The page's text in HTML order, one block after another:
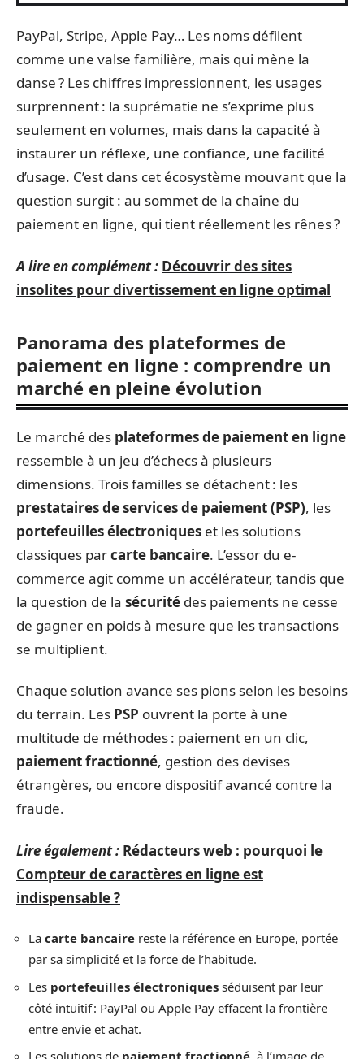
PayPal, Stripe, Apple Pay… Les noms défilent
comme une valse familière, mais qui mène la
danse ? Les chiffres impressionnent, les usages
surprennent : la suprématie ne s’exprime plus
seulement en volumes, mais dans la capacité à
instaurer un réflexe, une confiance, une facilité
d’usage. C’est dans cet écosystème mouvant que la
question surgit : au sommet de la chaîne du
paiement en ligne, qui tient réellement les rênes ?
A lire en complément : Découvrir des sites
insolites pour divertissement en ligne optimal
Panorama des plateformes de
paiement en ligne : comprendre un
marché en pleine évolution
Le marché des plateformes de paiement en ligne
ressemble à un jeu d’échecs à plusieurs
dimensions. Trois familles se détachent : les
prestataires de services de paiement (PSP), les
portefeuilles électroniques et les solutions
classiques parcarte bancaire. L’essor du e-
commerce agit comme un accélérateur, tandis que
la question de la sécurité des paiements ne cesse
de gagner en poids à mesure que les transactions
se multiplient.
Chaque solution avance ses pions selon les besoins
du terrain. Les PSP ouvrent la porte à une
multitude de méthodes : paiement en un clic,
paiement fractionné, gestion des devises
étrangères, ou encore dispositif avancé contre la
fraude.
Lire également : Rédacteurs web : pourquoi le
Compteur de caractères en ligne est
indispensable ?
La carte bancaire reste la référence en Europe, portée
par sa simplicité et la force de l’habitude.
Les portefeuilles électroniques séduisent par leur
côté intuitif : PayPal ou Apple Pay effacent la frontière
entre envie et achat.
Les solutions de paiement fractionné , à l’image de